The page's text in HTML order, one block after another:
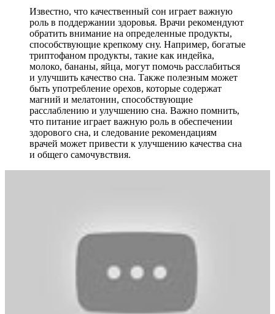
Известно, что качественный сон играет важную
роль в поддержании здоровья. Врачи рекомендуют
обратить внимание на определенные продукты,
способствующие крепкому сну. Например, богатые
триптофаном продукты, такие как индейка,
молоко, бананы, яйца, могут помочь расслабиться
и улучшить качество сна. Также полезным может
быть употребление орехов, которые содержат
магний и мелатонин, способствующие
расслаблению и улучшению сна. Важно помнить,
что питание играет важную роль в обеспечении
здорового сна, и следование рекомендациям
врачей может привести к улучшению качества сна
и общего самочувствия.